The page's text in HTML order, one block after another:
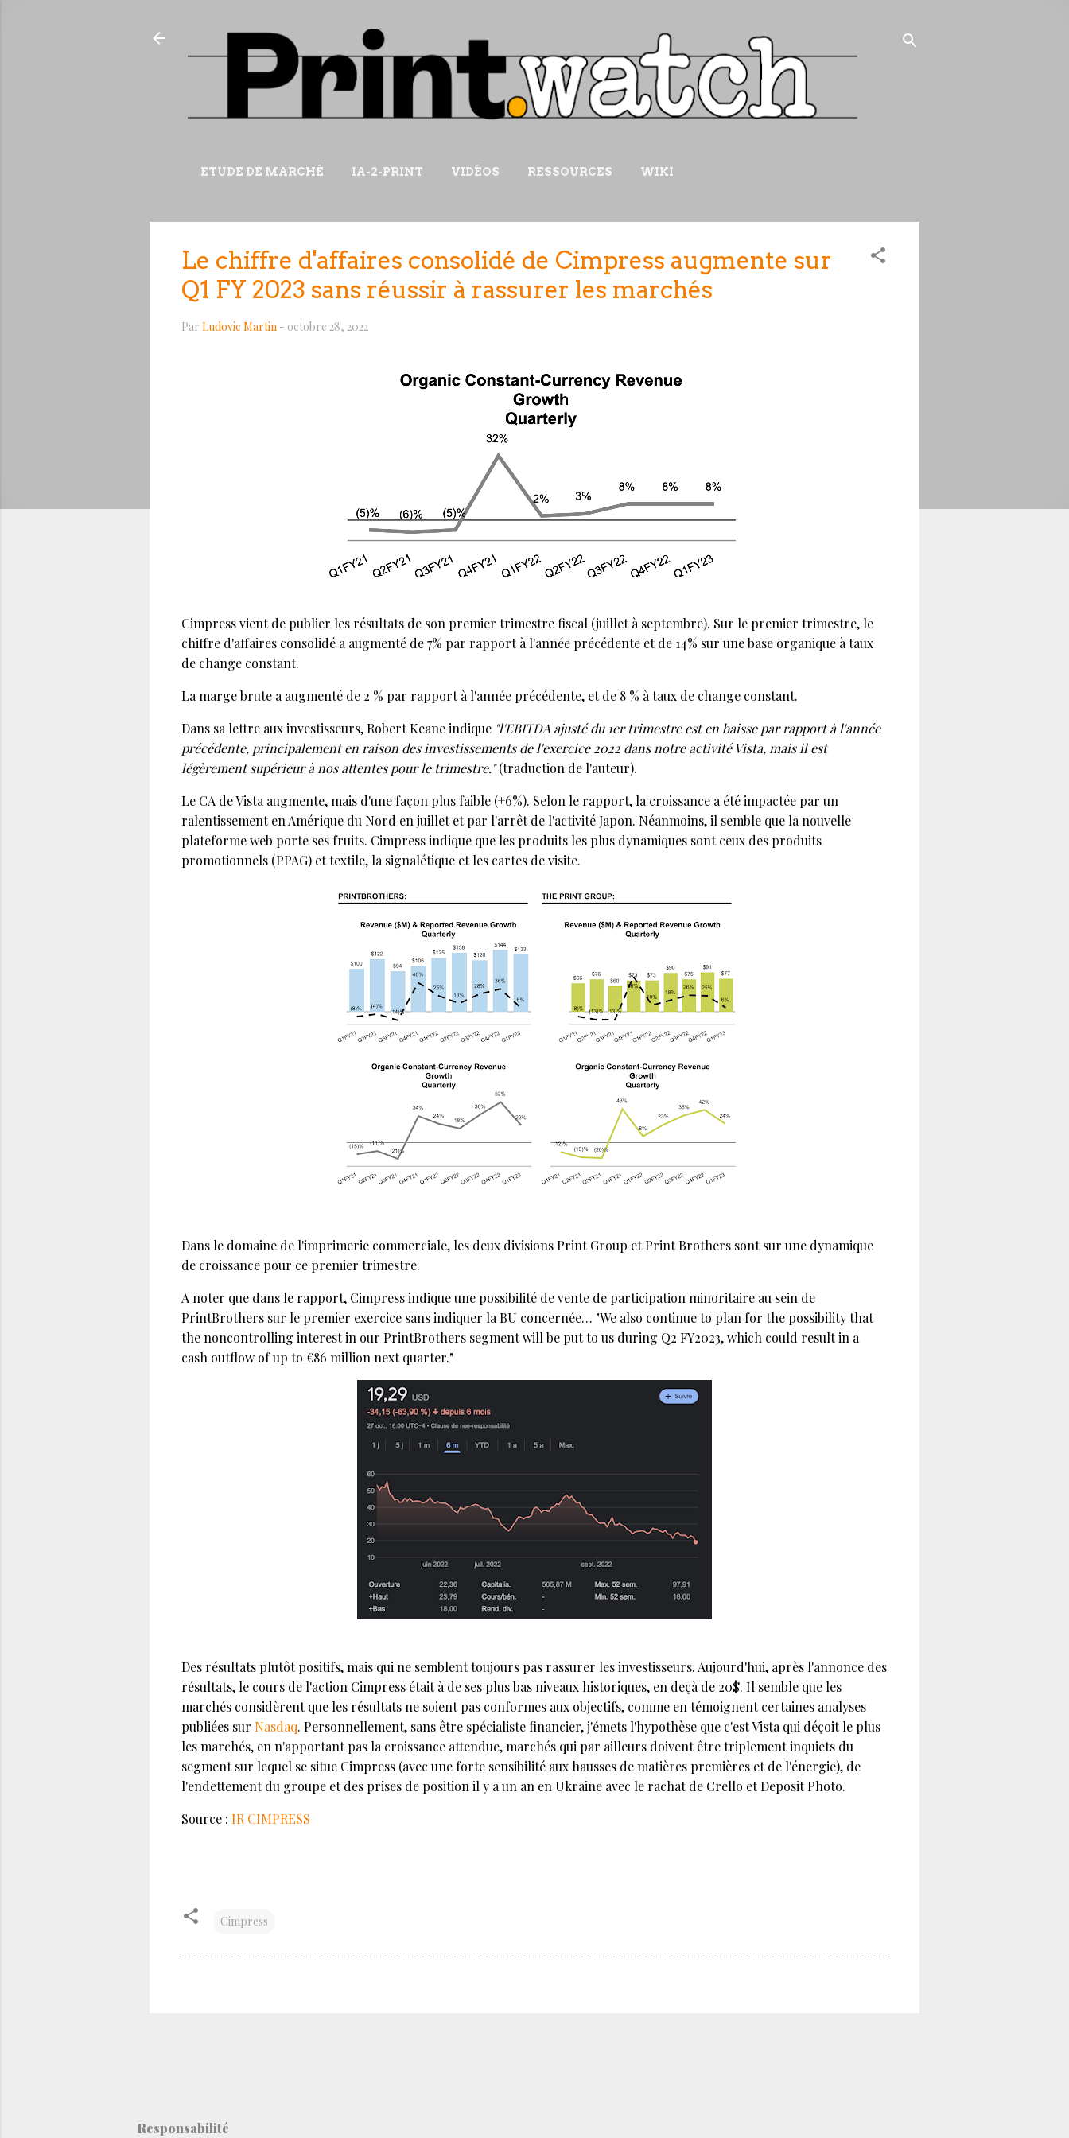
ETUDE DE MARCHÉ IA-2-PRINT VIDÉOS RESSOURCES WIKI
Le chiffre d'affaires consolidé de Cimpress augmente sur
Q1 FY 2023 sans réussir à rassurer les marchés
Par Ludovic Martin - octobre 28, 2022
Cimpress vient de publier les résultats de son premier trimestre fiscal (juillet à septembre). Sur le premier trimestre, le
chiffre d'affaires consolidé a augmenté de 7% par rapport à l'année précédente et de 14% sur une base organique à taux
de change constant.
La marge brute a augmenté de 2 % par rapport à l'année précédente, et de 8 % à taux de change constant.
Dans sa lettre aux investisseurs, Robert Keane indique "l'EBITDA ajusté du 1er trimestre est en baisse par rapport à l'année
précédente, principalement en raison des investissements de l'exercice 2022 dans notre activité Vista, mais il est
légèrement supérieur à nos attentes pour le trimestre."(traduction de l'auteur).
Le CA de Vista augmente, mais d'une façon plus faible (+6%). Selon le rapport, la croissance a été impactée par un
ralentissement en Amérique du Nord en juillet et par l'arrêt de l'activité Japon. Néanmoins, il semble que la nouvelle
plateforme web porte ses fruits. Cimpress indique que les produits les plus dynamiques sont ceux des produits
promotionnels (PPAG) et textile, la signalétique et les cartes de visite.
Dans le domaine de l'imprimerie commerciale, les deux divisions Print Group et Print Brothers sont sur une dynamique
de croissance pour ce premier trimestre.
A noter que dans le rapport, Cimpress indique une possibilité de vente de participation minoritaire au sein de
PrintBrothers sur le premier exercice sans indiquer la BU concernée… "We also continue to plan for the possibility that
the noncontrolling interest in our PrintBrothers segment will be put to us during Q2 FY2023, which could result in a
cash outflow of up to €86 million next quarter."
Des résultats plutôt positifs, mais qui ne semblent toujours pas rassurer les investisseurs. Aujourd'hui, après l'annonce des
résultats, le cours de l'action Cimpress était à de ses plus bas niveaux historiques, en deçà de 20$. Il semble que les
marchés considèrent que les résultats ne soient pas conformes aux objectifs, comme en témoignent certaines analyses
publiées sur Nasdaq. Personnellement, sans être spécialiste financier, j'émets l'hypothèse que c'est Vista qui déçoit le plus
les marchés, en n'apportant pas la croissance attendue, marchés qui par ailleurs doivent être triplement inquiets du
segment sur lequel se situe Cimpress (avec une forte sensibilité aux hausses de matières premières et de l'énergie), de
l'endettement du groupe et des prises de position il y a un an en Ukraine avec le rachat de Crello et Deposit Photo.
Source : IR CIMPRESS
Cimpress
Responsabilité